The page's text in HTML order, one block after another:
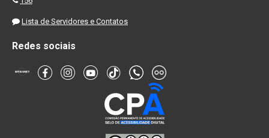
Lista de Servidores e Contatos
Redes sociais